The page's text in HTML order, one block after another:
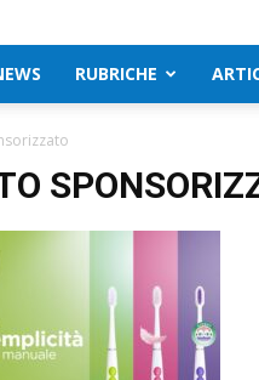
RUBRICHE